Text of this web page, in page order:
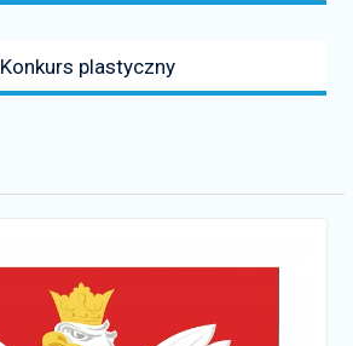
news:
Konkurs plastyczny